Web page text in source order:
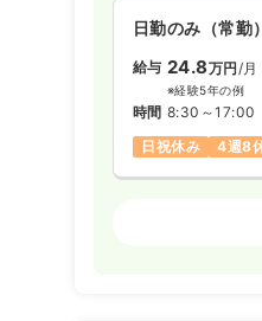
日勤のみ（常勤）
給与 24.8万円/月
※経験5年の例
時間 8:30～17:00
日祝休み
4週8